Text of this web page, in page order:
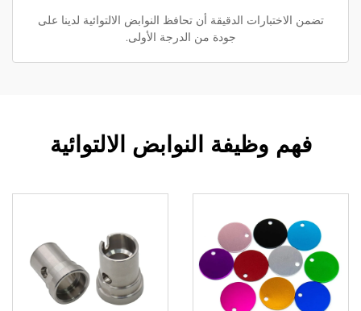
تضمن الاختبارات الدقيقة أن تحافظ النوابض الالتوائية لدينا على
جودة من الدرجة الأولى.
فهم وظيفة النوابض الالتوائية